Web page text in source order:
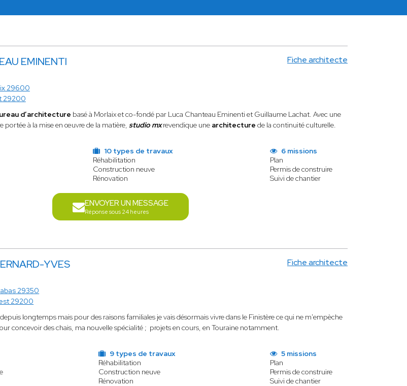
EMINENTI Fiche architecte
29600
29200
d’architecture basé à Morlaix et co-fondé par Luca Chanteau Eminenti et Guillaume Lachat. Avec une
portée à la mise en œuvre de la matière, studio mxrevendique une architecture de la continuité culturelle.
10 types de travaux
Réhabilitation
Construction neuve
Rénovation
6 missions
Plan
Permis de construire
Suivi de chantier
ENVOYER UN MESSAGE
Réponse sous 24 heures
YVES Fiche architecte
29350
29200
longtemps mais pour des raisons familiales je vais désormais vivre dans le Finistère ce qui ne m'empèche
concevoir des chais, ma nouvelle spécialité ; projets en cours, en Touraine notamment.
9 types de travaux
Réhabilitation
Construction neuve
Rénovation
5 missions
Plan
Permis de construire
Suivi de chantier